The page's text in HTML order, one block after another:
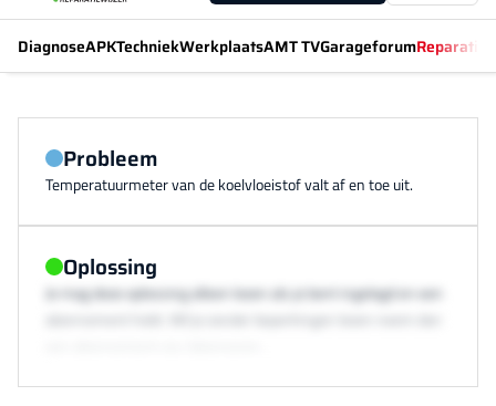
DiagnoseAPKTechniekWerkplaatsAMT TVGarageforum
Probleem
Temperatuurmeter van de koelvloeistof valt af en toe uit.
Oplossing
Je mag deze oplossing alleen lezen als je bent ingelogd en een